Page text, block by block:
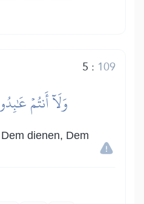
5 : 109
وَلَآ أَنتُمۡ
dienen, Dem